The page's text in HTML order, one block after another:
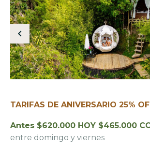
TARIFAS DE ANIVERSARIO 25%
Antes $620.000 HOY $465.000
entre domingo y viernes